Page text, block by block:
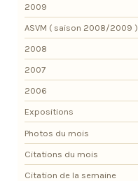
2009
ASVM ( saison 2008/2009 )
2008
2007
2006
Expositions
Photos du mois
Citations du mois
Citation de la semaine